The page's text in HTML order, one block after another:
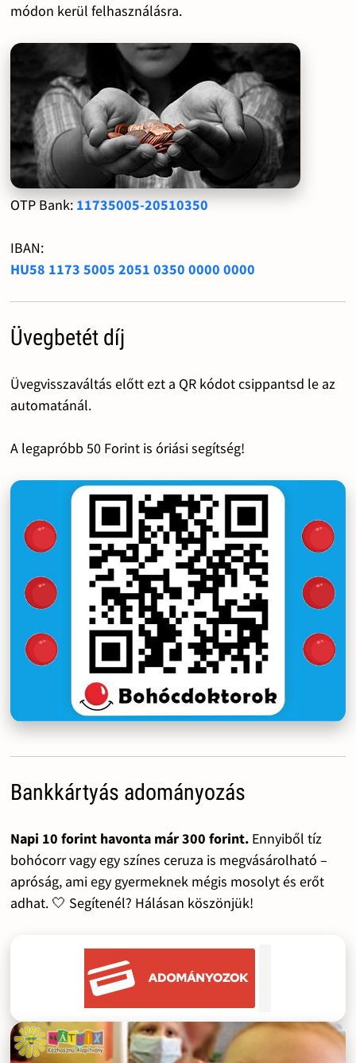
módon kerül felhasználásra.
OTP Bank: 11735005-20510350
IBAN:
HU58 1173 5005 2051 0350 0000 0000
Üvegbetét díj
Üvegvisszaváltás előtt ezt a QR kódot csippantsd le az
automatánál.
A legapróbb 50 Forint is óriási segítség!
Bankkártyás adományozás
Napi 10 forint havonta már 300 forint.Ennyiből tíz
bohócorr vagy egy színes ceruza is megvásárolható –
apróság, ami egy gyermeknek mégis mosolyt és erőt
adhat. 🤍 Segítenél? Hálásan köszönjük!